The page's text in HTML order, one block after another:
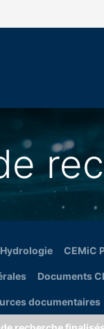
CEMiC
Documents
documentaires